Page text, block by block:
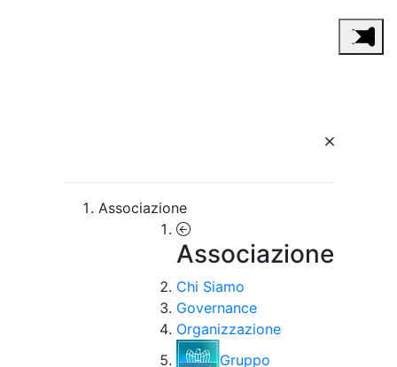
Associazione
Associazione
Chi Siamo
Governance
Organizzazione
Gruppo